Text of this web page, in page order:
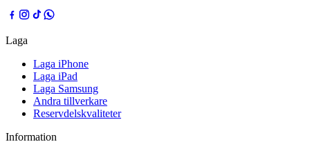
Laga
Laga iPhone
Laga iPad
Laga Samsung
Andra tillverkare
Reservdelskvaliteter
Information